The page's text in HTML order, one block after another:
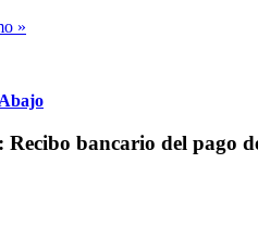
»
Recibo bancario del pago